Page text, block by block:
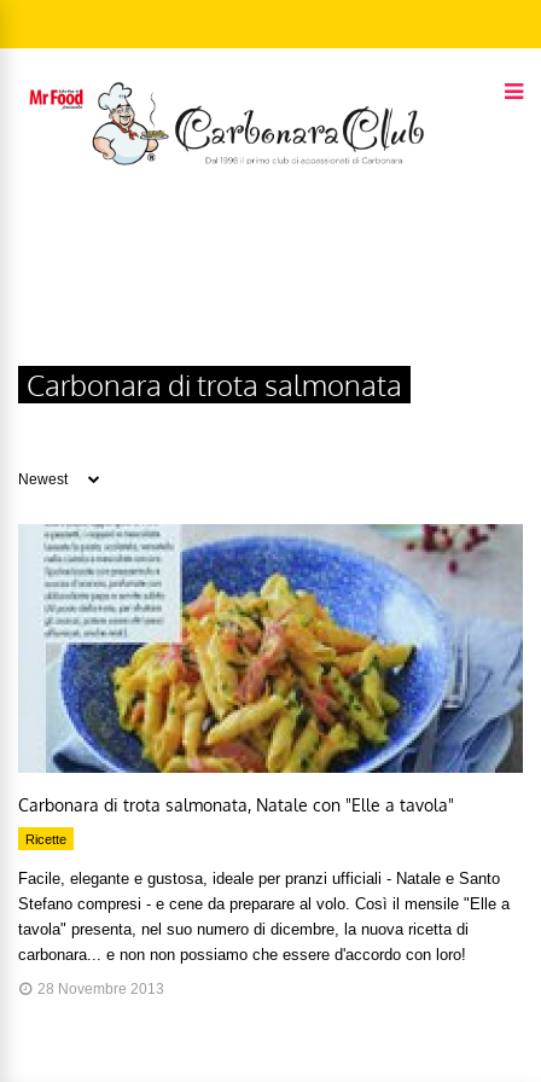
Carbonara di trota salmonata
Carbonara di trota salmonata, Natale con "Elle a tavola"
Ricette
Facile, elegante e gustosa, ideale per pranzi ufficiali - Natale e Santo
Stefano compresi - e cene da preparare al volo. Così il mensile "Elle a
tavola" presenta, nel suo numero di dicembre, la nuova ricetta di
carbonara... e non non possiamo che essere d'accordo con loro!
28 Novembre 2013